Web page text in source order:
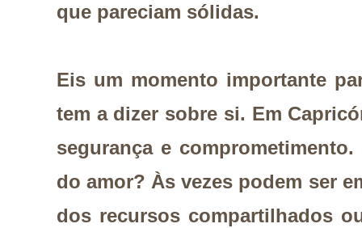
que pareciam sólidas.
Eis um momento importante
tem a dizer sobre si. Em
segurança e
do amor? Às vezes podem ser
dos recursos compartilhados